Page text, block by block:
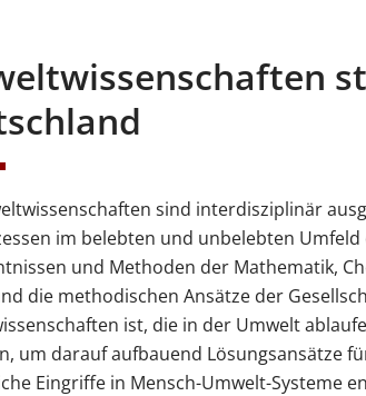
sind interdisziplinär
im belebten und unbelebten
und Methoden der Mathematik,
die methodischen Ansätze der
ist, die in der Umwelt
um darauf aufbauend Lösungsansätze
Eingriffe in Mensch-Umwelt-Systeme